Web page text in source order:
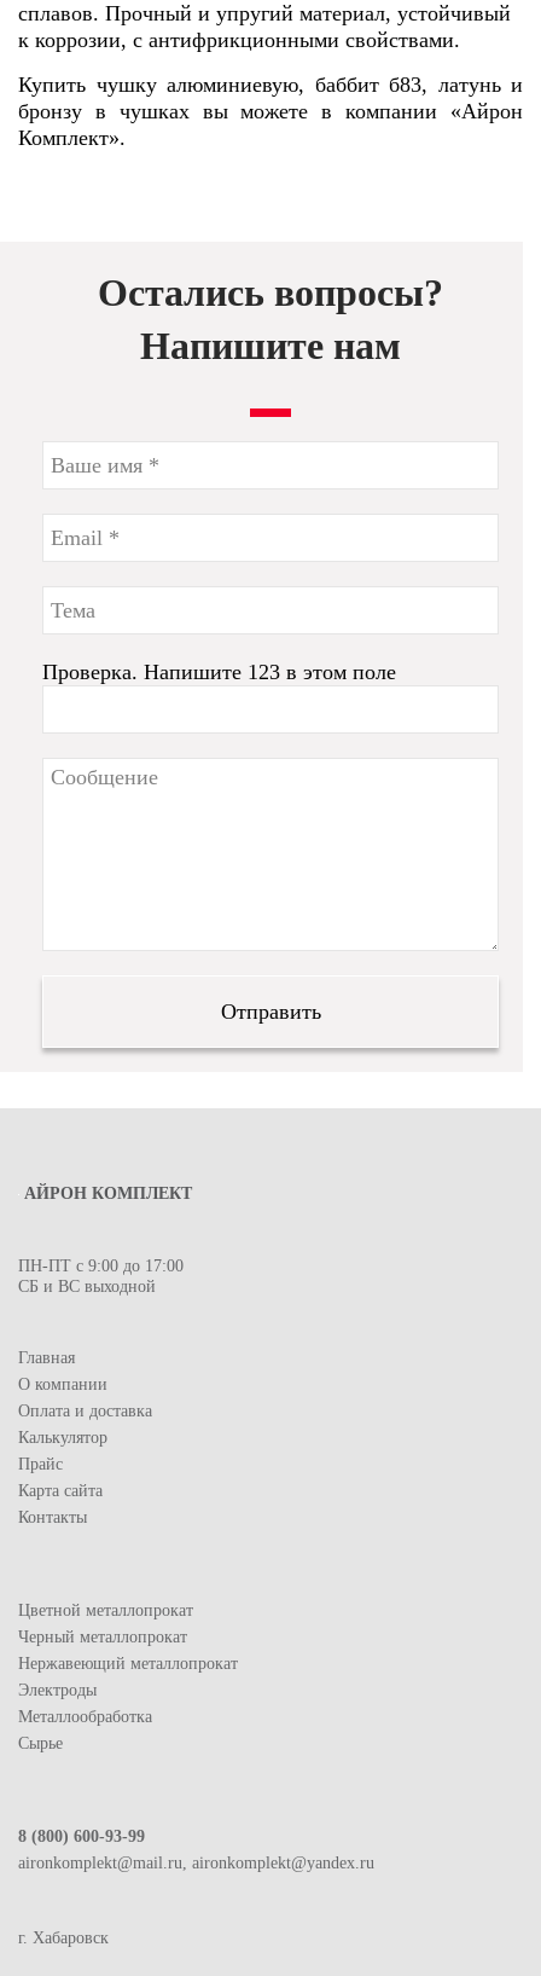
сплавов. Прочный и упругий материал, устойчивый
к коррозии, с антифрикционными свойствами.
Купить чушку алюминиевую, баббит б83, латунь и
бронзу в чушках вы можете в компании «Айрон
Комплект».
Остались вопросы?
Напишите нам
Проверка. Напишите 123 в этом поле
АЙРОН КОМПЛЕКТ
ПН-ПТ с 9:00 до 17:00
СБ и ВС выходной
Главная
О компании
Оплата и доставка
Калькулятор
Прайс
Карта сайта
Контакты
Цветной металлопрокат
Черный металлопрокат
Нержавеющий металлопрокат
Электроды
Металлообработка
Сырье
8 (800) 600-93-99
aironkomplekt@mail.ru, aironkomplekt@yandex.ru
г. Хабаровск